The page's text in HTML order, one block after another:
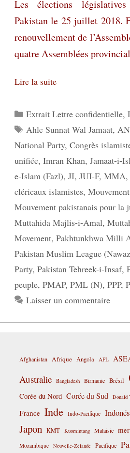
Les élections
Pakistan le 25 juillet 2018.
renouvellement de
quatre Assemblées
Lire la suite
Catégories
Extrait Lettre confidentielle,
Étiquettes
Ahle Sunnat Wal Jamaat,
National Party, Congrès
unifiée, Imran Khan, Jamaat-i-
e-Islam (Fazl), JI, JUI-F, MMA,
cléricaux islamistes,
Mouvement pakistanais pour la
Muttahida Majlis-i-Amal,
Movement, Pakhtunkhwa Milli
Pakistan Muslim League
Party, Pakistan Tehreek-i-Insaf,
peuple, PMAP, PML (N), PPP,
Laisser un commentaire
Afghanistan Afrique Angola APL
Australie Bangladesh Birmanie Brésil
Corée du Nord Corée du Sud Donald
France Inde Indo-Pacifique
Japon KMT Kuomintang Malaisie
Mozambique Nouvelle-Zélande Pacifique